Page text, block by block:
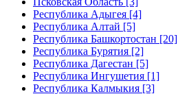
Республика Адыгея [4]
Республика Алтай [5]
Республика Башкортостан [20]
Республика Бурятия [2]
Республика Дагестан [5]
Республика Ингушетия [1]
Республика Калмыкия [3]